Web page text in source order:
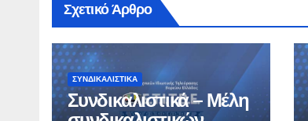
Σχετικό Άρθρο
ΣΥΝΔΙΚΑΛΙΣΤΙΚΆ
Συνδικαλιστικά – Μέλη